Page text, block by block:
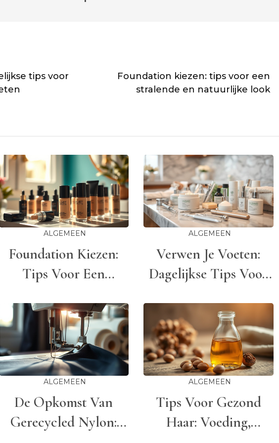
tips voor
Foundation kiezen: tips voor een
stralende en natuurlijke look
ALGEMEEN
Foundation Kiezen:
Tips Voor Een
Natuurlijke Look
ALGEMEEN
Verwen Je Voeten:
Dagelijkse Tips Voor
Voeten
ALGEMEEN
De Opkomst Van
Gerecycled Nylon:
ALGEMEEN
Tips Voor Gezond
Haar: Voeding,